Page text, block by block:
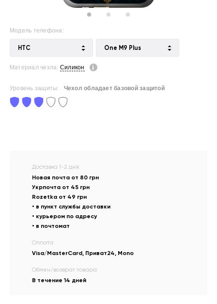
Модель телефона:
HTC One M9 Plus
Материал чехла: Силикон
Уровень защиты: Чехол обладает базовой защитой
Доставка 1-2 дня:
Новая почта от 80 грн
Укрпочта от 45 грн
Rozetka от 49 грн
• в пункт службы доставки
• курьером по адресу
• в почтомат
Оплата:
Visa/MasterCard, Приват24, Mono
Обмен/возврат товара:
В течение 14 дней